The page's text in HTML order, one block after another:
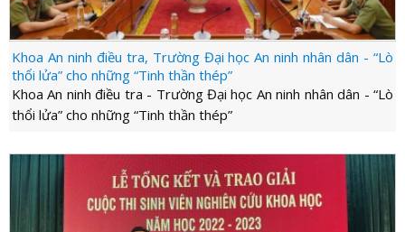
Khoa An ninh điều tra, Trường Đại học An ninh nhân dân - “Lò
thổi lửa” cho những “Tinh thần thép”
Khoa An ninh điều tra - Trường Đại học An ninh nhân dân - “Lò
thổi lửa” cho những “Tinh thần thép”